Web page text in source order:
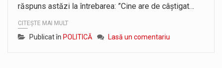
răspuns astăzi la întrebarea: ”Cine are de câștigat…
CITEȘTE MAI MULT
Publicat în POLITICĂ Lasă un comentariu